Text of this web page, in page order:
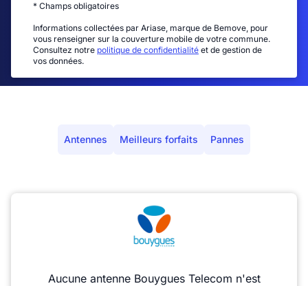
* Champs obligatoires
Informations collectées par Ariase, marque de Bemove, pour
vous renseigner sur la couverture mobile de votre commune.
Consultez notre politique de confidentialité et de gestion de
vos données.
Antennes Meilleurs forfaits Pannes
Aucune antenne Bouygues Telecom n'est